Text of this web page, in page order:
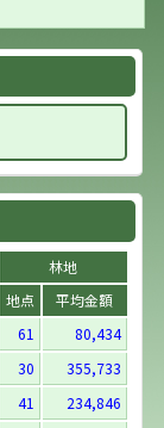
林地
地点
平均金額
61
80,434
30
355,733
41
234,846